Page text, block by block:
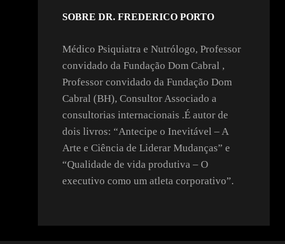
SOBRE DR. FREDERICO PORTO
Médico Psiquiatra e Nutrólogo, Professor
convidado da Fundação Dom Cabral ,
Professor convidado da Fundação Dom
Cabral (BH), Consultor Associado a
consultorias internacionais .É autor de
dois livros: “Antecipe o Inevitável – A
Arte e Ciência de Liderar Mudanças” e
“Qualidade de vida produtiva – O
executivo como um atleta corporativo”.